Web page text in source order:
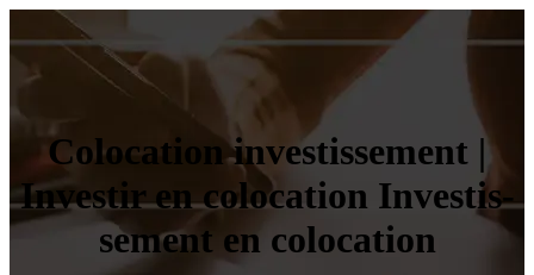
Colocation in­vestis­se­ment |
Investir en colocation In­vestis­
se­ment en colocation